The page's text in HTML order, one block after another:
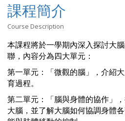
課程簡介
Course Description
本課程將於一學期內深入探討大
聯，內容分為四大單元：
第一單元：「微觀的腦」，介紹
育過程。
第二單元：「腦與身體的協作」
大腦，並了解大腦如何協調身體